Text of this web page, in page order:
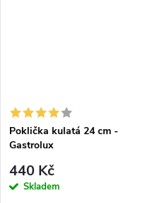
Poklička kulatá 24 cm -
Gastrolux
440 Kč
Skladem